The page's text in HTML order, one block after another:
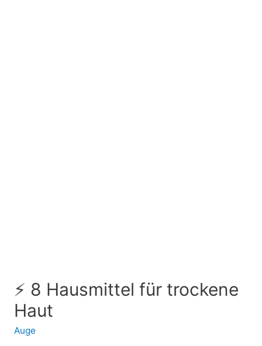
⚡ 8 Hausmittel für trockene
Haut
Auge